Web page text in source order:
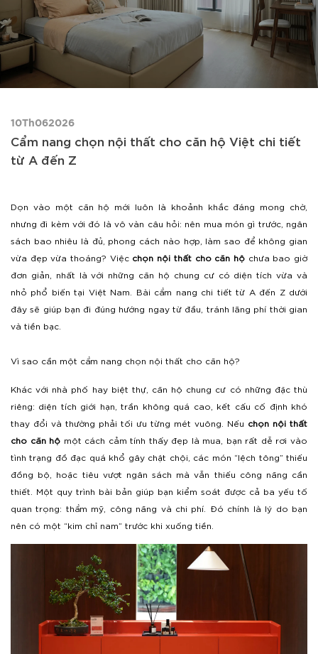
10Th062026
Cẩm nang chọn nội thất cho căn hộ Việt chi tiết
từ A đến Z
Dọn vào một căn hộ mới luôn là khoảnh khắc đáng mong chờ,
nhưng đi kèm với đó là vô vàn câu hỏi: nên mua món gì trước, ngân
sách bao nhiêu là đủ, phong cách nào hợp, làm sao để không gian
vừa đẹp vừa thoáng? Việc chọn nội thất cho căn hộchưa bao giờ
đơn giản, nhất là với những căn hộ chung cư có diện tích vừa và
nhỏ phổ biến tại Việt Nam. Bài cẩm nang chi tiết từ A đến Z dưới
đây sẽ giúp bạn đi đúng hướng ngay từ đầu, tránh lãng phí thời gian
và tiền bạc.
Vì sao cần một cẩm nang chọn nội thất cho căn hộ?
Khác với nhà phố hay biệt thự, căn hộ chung cư có những đặc thù
riêng: diện tích giới hạn, trần không quá cao, kết cấu cố định khó
thay đổi và thường phải tối ưu từng mét vuông. Nếu chọn nội thất
cho căn hộ một cách cảm tính thấy đẹp là mua, bạn rất dễ rơi vào
tình trạng đồ đạc quá khổ gây chật chội, các món “lệch tông” thiếu
đồng bộ, hoặc tiêu vượt ngân sách mà vẫn thiếu công năng cần
thiết. Một quy trình bài bản giúp bạn kiểm soát được cả ba yếu tố
quan trọng: thẩm mỹ, công năng và chi phí. Đó chính là lý do bạn
nên có một “kim chỉ nam” trước khi xuống tiền.